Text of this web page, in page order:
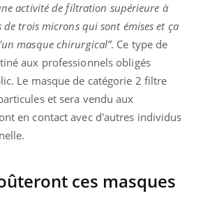
activité de filtration supérieure à
de trois microns qui sont émises et ça
masque chirurgical”. Ce type de
aux professionnels obligés
Le masque de catégorie 2 filtre
et sera vendu aux
en contact avec d'autres individus
ces masques